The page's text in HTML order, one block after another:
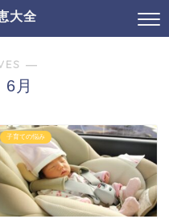
大全
―
月
子育ての悩み